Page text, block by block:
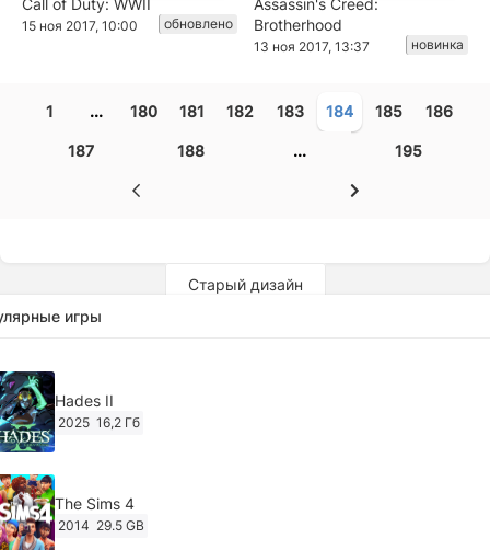
Call of Duty: WWII
15 ноя 2017, 10:00 обновлено
Assassin's Creed:
Brotherhood
13 ноя 2017, 13:37 новинка
1 ... 180 181 182 183 184 185 186
187 188 ... 195
Старый дизайн
игры
Hades II
2025 16,2 Гб
The Sims 4
2014 29.5 GB